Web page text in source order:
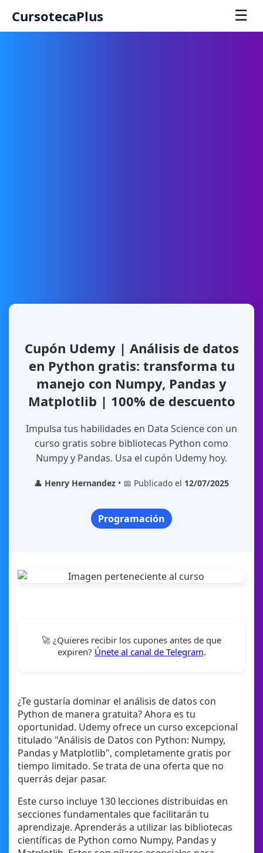
CursotecaPlus ☰
Cupón Udemy | Análisis de datos
en Python gratis: transforma tu
manejo con Numpy, Pandas y
Matplotlib | 100% de descuento
Impulsa tus habilidades en Data Science con un
curso gratis sobre bibliotecas Python como
Numpy y Pandas. Usa el cupón Udemy hoy.
👤 Henry Hernandez • 📅 Publicado el 12/07/2025
Programación
🚀 ¿Quieres recibir los cupones antes de que
expiren? Únete al canal de Telegram.
¿Te gustaría dominar el análisis de datos con
Python de manera gratuita? Ahora es tu
oportunidad. Udemy ofrece un curso excepcional
titulado "Análisis de Datos con Python: Numpy,
Pandas y Matplotlib", completamente gratis por
tiempo limitado. Se trata de una oferta que no
querrás dejar pasar.
Este curso incluye 130 lecciones distribuidas en
secciones fundamentales que facilitarán tu
aprendizaje. Aprenderás a utilizar las bibliotecas
científicas de Python como Numpy, Pandas y